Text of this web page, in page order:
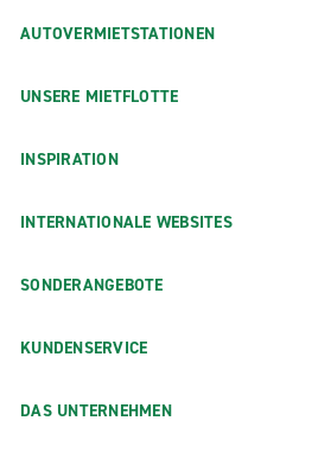
AUTOVERMIETSTATIONEN
UNSERE MIETFLOTTE
INSPIRATION
INTERNATIONALE WEBSITES
SONDERANGEBOTE
KUNDENSERVICE
DAS UNTERNEHMEN